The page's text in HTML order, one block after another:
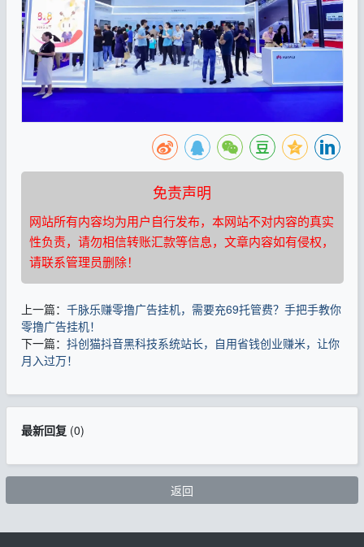
免责声明
网站所有内容均为用户自行发布，本网站不对内容的真实
性负责，请勿相信转账汇款等信息，文章内容如有侵权，
请联系管理员删除！
上一篇： 千脉乐赚零撸广告挂机，需要充69托管费？手把手教你
零撸广告挂机！
下一篇： 抖创猫抖音黑科技系统站长，自用省钱创业赚米，让你
月入过万！
最新回复(0)
返回